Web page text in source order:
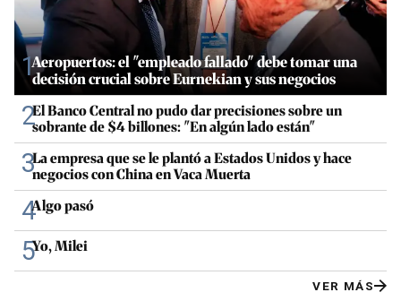
1Aeropuertos: el "empleado fallado" debe tomar una
decisión crucial sobre Eurnekian y sus negocios
2El Banco Central no pudo dar precisiones sobre un
sobrante de $4 billones: "En algún lado están"
3La empresa que se le plantó a Estados Unidos y hace
negocios con China en Vaca Muerta
4Algo pasó
5Yo, Milei
VER MÁS